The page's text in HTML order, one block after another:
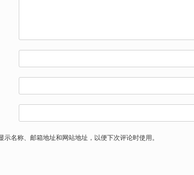
名称、邮箱地址和网站地址，以便下次评论时使用。